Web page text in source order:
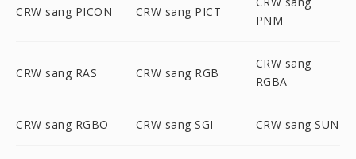
CRW sang PICON CRW sang PICT
PNM
CRW sang RAS CRW sang RGB
CRW sang
RGBA
CRW sang RGBO CRW sang SGI CRW sang SUN